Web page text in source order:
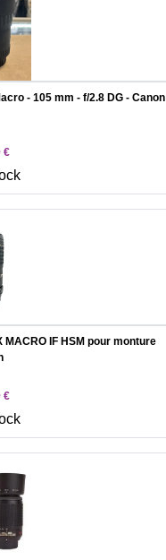
- 105 mm - f/2.8 DG - Canon
€
IF HSM pour monture
€